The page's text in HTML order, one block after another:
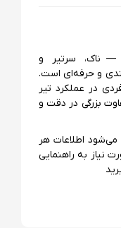
ناک، سرتیر و
و حرفه‌ای است.
در عملکرد تیر
بزرگی در دقت و
می‌شود اطلاعات هر
نیاز به راهنمایی